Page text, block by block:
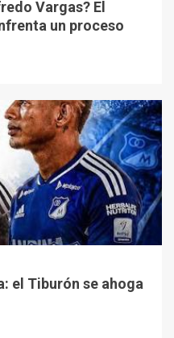
Vargas? El
un proceso
el Tiburón se ahoga